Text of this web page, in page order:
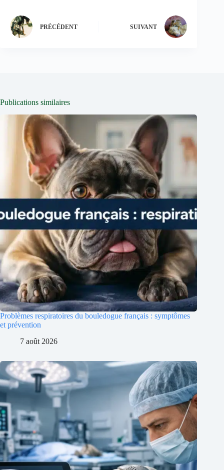
PRÉCÉDENT SUIVANT
Publications similaires
Problèmes respiratoires du bouledogue français : symptômes
et prévention
7 août 2026